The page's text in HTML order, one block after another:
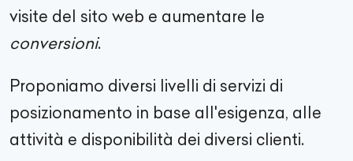
visite del sito web e aumentare le
conversioni.
Proponiamo diversi livelli di servizi di
posizionamento in base all'esigenza, alle
attività e disponibilità dei diversi clienti.